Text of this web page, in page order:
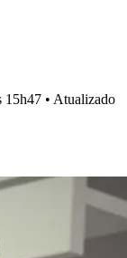
15h47 • Atualizado